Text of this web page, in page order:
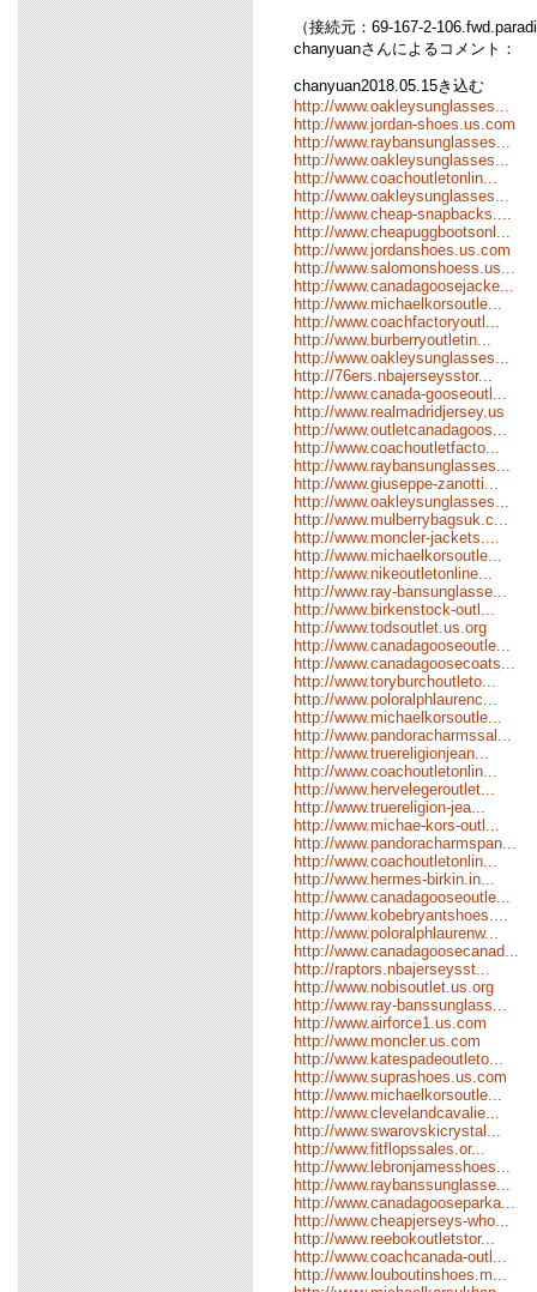
（接続元：69-167-2-
chanyuanさんによるコメント：
chanyuan2018.05.15き込む
http://www.oakleysunglasses...
http://www.jordan-shoes.us.com
http://www.raybansunglasses...
http://www.oakleysunglasses...
http://www.coachoutletonlin...
http://www.oakleysunglasses...
http://www.cheap-snapbacks....
http://www.cheapuggbootsonl...
http://www.jordanshoes.us.com
http://www.salomonshoess.us...
http://www.canadagoosejacke...
http://www.michaelkorsoutle...
http://www.coachfactoryoutl...
http://www.burberryoutletin...
http://www.oakleysunglasses...
http://76ers.nbajerseysstor...
http://www.canada-gooseoutl...
http://www.realmadridjersey.us
http://www.outletcanadagoos...
http://www.coachoutletfacto...
http://www.raybansunglasses...
http://www.giuseppe-zanotti...
http://www.oakleysunglasses...
http://www.mulberrybagsuk.c...
http://www.moncler-jackets....
http://www.michaelkorsoutle...
http://www.nikeoutletonline...
http://www.ray-bansunglasse...
http://www.birkenstock-outl...
http://www.todsoutlet.us.org
http://www.canadagooseoutle...
http://www.canadagoosecoats...
http://www.toryburchoutleto...
http://www.poloralphlaurenc...
http://www.michaelkorsoutle...
http://www.pandoracharmssal...
http://www.truereligionjean...
http://www.coachoutletonlin...
http://www.hervelegeroutlet...
http://www.truereligion-jea...
http://www.michae-kors-outl...
http://www.pandoracharmspan...
http://www.coachoutletonlin...
http://www.hermes-birkin.in...
http://www.canadagooseoutle...
http://www.kobebryantshoes....
http://www.poloralphlaurenw...
http://www.canadagoosecanad...
http://raptors.nbajerseysst...
http://www.nobisoutlet.us.org
http://www.ray-banssunglass...
http://www.airforce1.us.com
http://www.moncler.us.com
http://www.katespadeoutleto...
http://www.suprashoes.us.com
http://www.michaelkorsoutle...
http://www.clevelandcavalie...
http://www.swarovskicrystal...
http://www.fitflopssales.or...
http://www.lebronjamesshoes...
http://www.raybanssunglasse...
http://www.canadagooseparka...
http://www.cheapjerseys-who...
http://www.reebokoutletstor...
http://www.coachcanada-outl...
http://www.louboutinshoes.m...